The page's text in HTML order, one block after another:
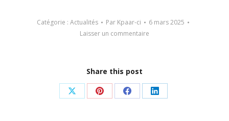
Catégorie : Actualités Par Kpaar-ci
6 mars 2025
Laisser un commentaire
Share this post
PartagerPartagerPartagerPartager